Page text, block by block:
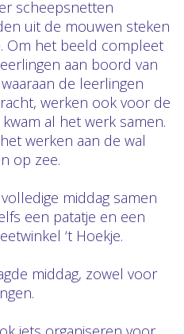
scheepsnetten
uit de mouwen steken
Om het beeld compleet
aan boord van
de leerlingen
werken ook voor de
al het werk samen.
werken aan de wal
op zee.
middag samen
een patatje en een
‘t Hoekje.
middag, zowel voor